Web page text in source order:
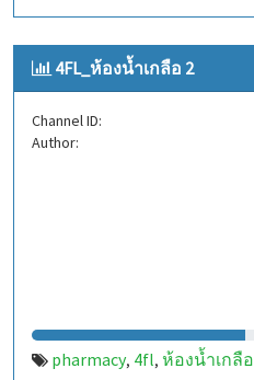
4FL_ห้องน้ำเกลือ 2
Channel ID:
Author:
pharmacy, 4fl, ห้องน้ำเกลือ